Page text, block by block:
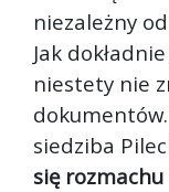
niezależny
Jak
niestety nie
siedziba
się